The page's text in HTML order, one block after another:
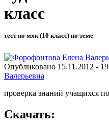
класс
тест по мхк (10 класс) по теме
Опубликовано 15.11.2012 -
Валерьевна
проверка знаний учащихся
Скачать: